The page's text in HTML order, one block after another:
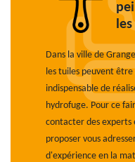
Dans la ville de
les tuiles peuvent
indispensable de
hydrofuge. Pour ce
contacter des experts
proposer vous
d'expérience en la